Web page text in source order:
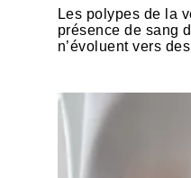
Les polypes de la
présence de sang
n’évoluent vers